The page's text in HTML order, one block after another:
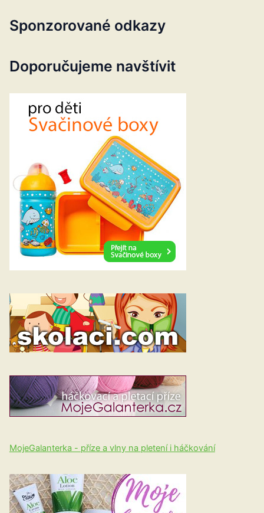
Sponzorované odkazy
Doporučujeme navštívit
MojeGalanterka - příze a vlny na pletení i háčkování